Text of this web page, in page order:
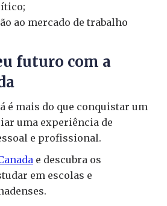
ao mercado de trabalho
futuro com a
é mais do que conquistar um
uma experiência de
e profissional.
e descubra os
em escolas e